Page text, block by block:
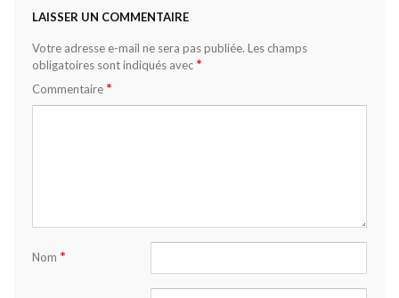
LAISSER UN COMMENTAIRE
Votre adresse e-mail ne sera pas publiée. Les champs
obligatoires sont indiqués avec *
Commentaire *
Nom *